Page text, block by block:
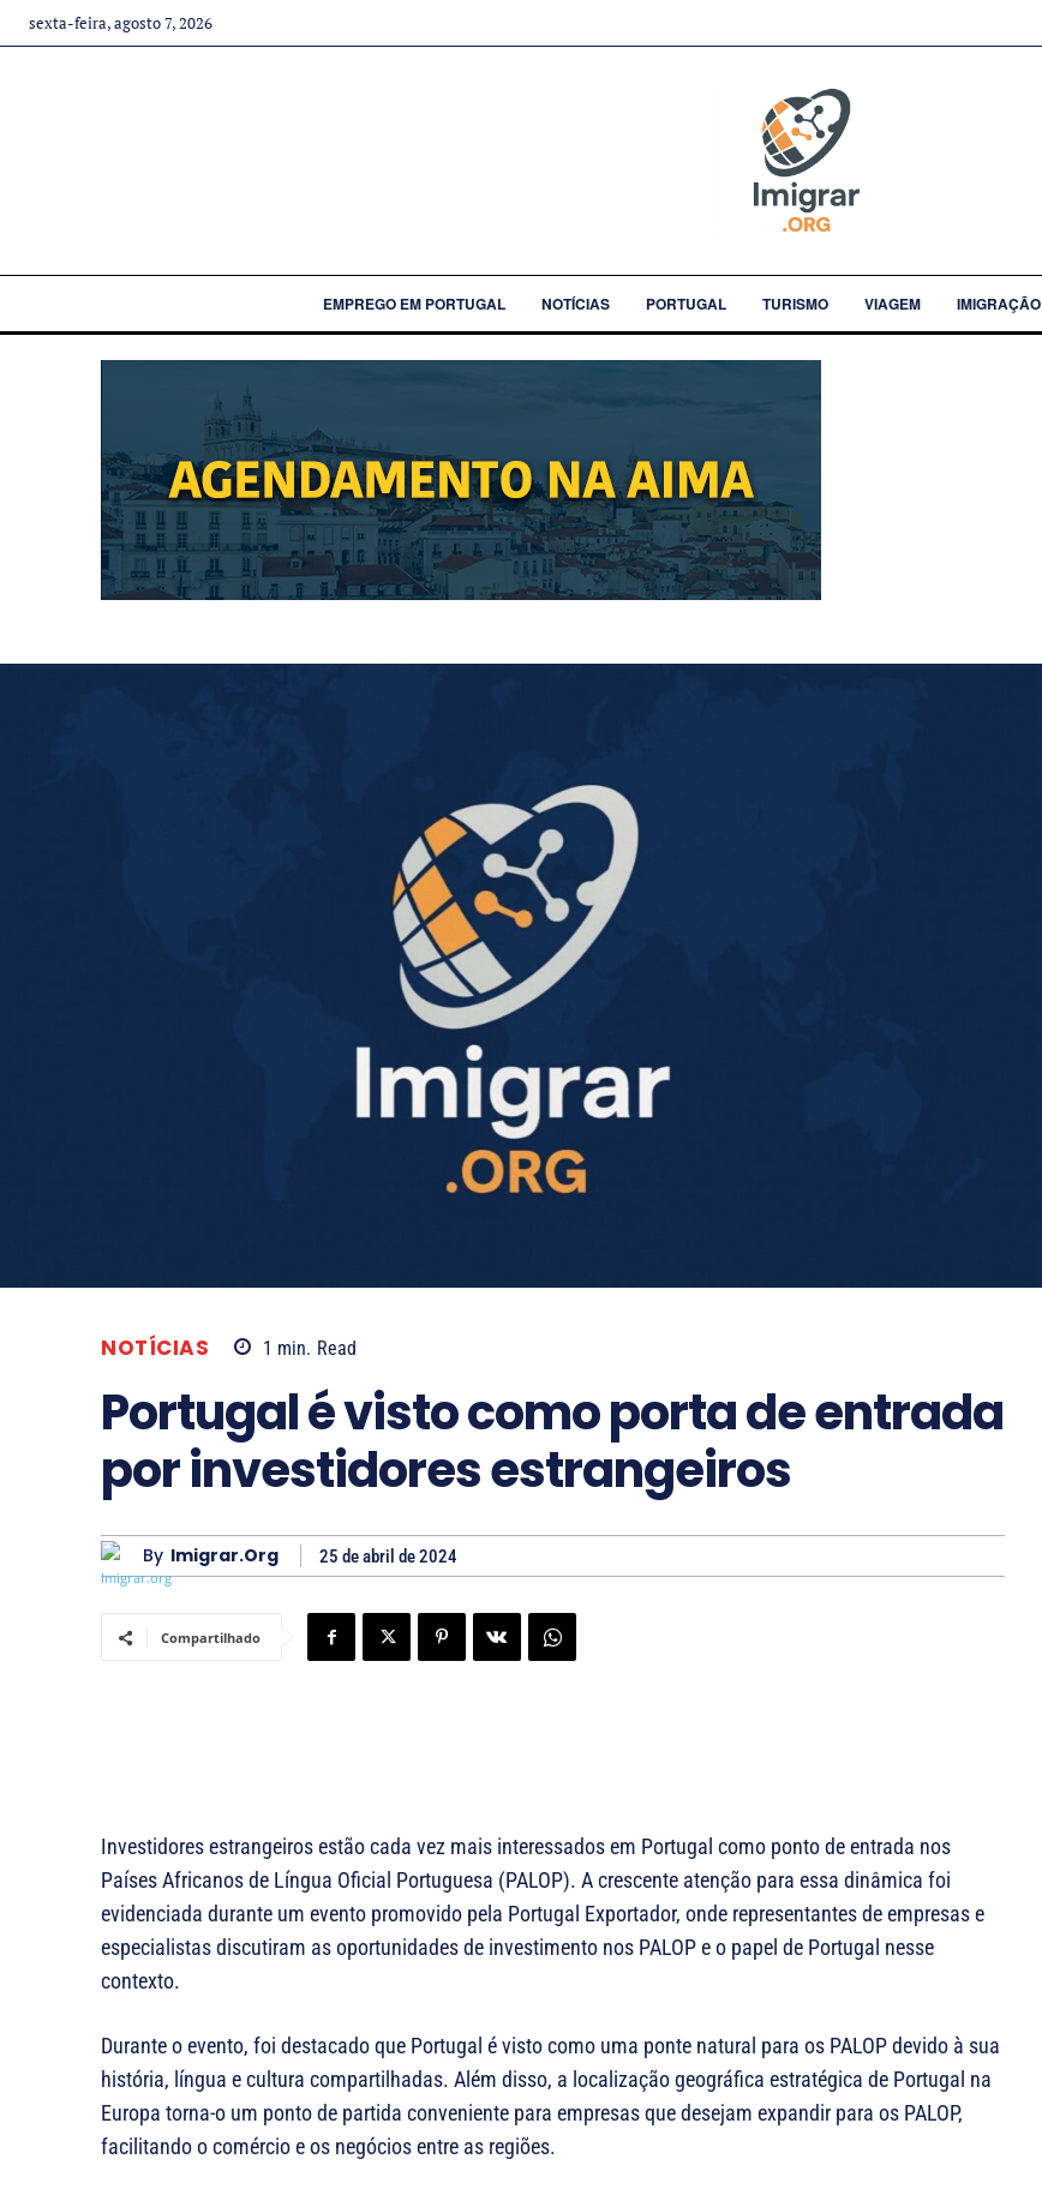
sexta-feira, agosto 7, 2026
EMPREGO EM PORTUGAL NOTÍCIAS PORTUGAL TURISMO VIAGEM IMIGRAÇÃO
NOTÍCIAS 1 min. Read
Portugal é visto como porta de entrada
por investidores estrangeiros
By Imigrar.org 25 de abril de 2024
Compartilhado
Investidores estrangeiros estão cada vez mais interessados em Portugal como ponto de entrada nos
Países Africanos de Língua Oficial Portuguesa (PALOP). A crescente atenção para essa dinâmica foi
evidenciada durante um evento promovido pela Portugal Exportador, onde representantes de empresas e
especialistas discutiram as oportunidades de investimento nos PALOP e o papel de Portugal nesse
contexto.
Durante o evento, foi destacado que Portugal é visto como uma ponte natural para os PALOP devido à sua
história, língua e cultura compartilhadas. Além disso, a localização geográfica estratégica de Portugal na
Europa torna-o um ponto de partida conveniente para empresas que desejam expandir para os PALOP,
facilitando o comércio e os negócios entre as regiões.